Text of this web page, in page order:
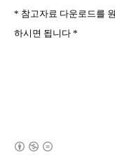
* 참고자료 다운로드를
하시면 됩니다 *